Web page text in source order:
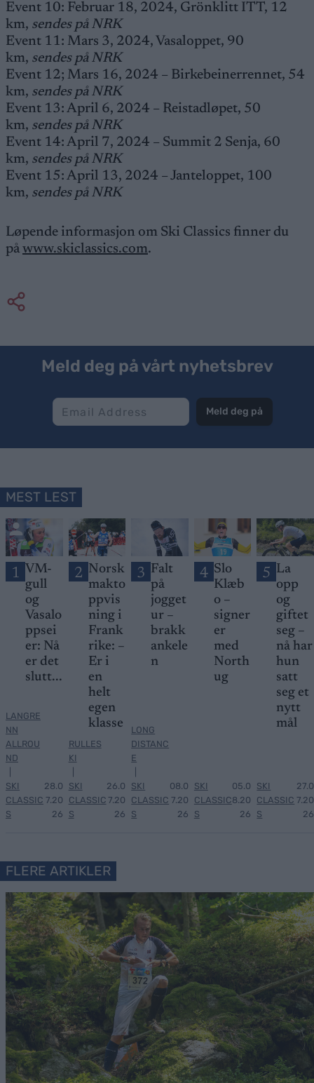
Event 10: Februar 18, 2024, Grönklitt ITT, 12
km, sendes på NRK
Event 11: Mars 3, 2024, Vasaloppet, 90
km, sendes på NRK
Event 12; Mars 16, 2024 – Birkebeinerrennet, 54
km, sendes på NRK
Event 13: April 6, 2024 – Reistadløpet, 50
km, sendes på NRK
Event 14: April 7, 2024 – Summit 2 Senja, 60
km, sendes på NRK
Event 15: April 13, 2024 – Janteloppet, 100
km, sendes på NRK
Løpende informasjon om Ski Classics finner du
på www.skiclassics.com.
Meld deg på vårt nyhetsbrev
Meld deg på
MEST LEST
1 VM-
gull
og
Vasalo
ppsei
er: Nå
er det
slutt...
LANGRE
NN
ALLROU
ND
SKI
CLASSIC
S
28.0
7.20
26
2 Norsk
makto
ppvis
ning i
Frank
rike: –
Er i
en
helt
egen
klasse
RULLES
KI
SKI
CLASSIC
S
26.0
7.20
26
3 Falt
på
jogget
ur –
brakk
ankele
n
LONG
DISTANC
E
SKI
CLASSIC
S
08.0
7.20
26
4 Slo
Klæb
o –
signer
er
med
North
ug
SKI
CLASSIC
S
05.0
8.20
26
5 La
opp
og
giftet
seg –
nå har
hun
satt
seg et
nytt
mål
SKI
CLASSIC
S
27.0
7.20
26
FLERE ARTIKLER